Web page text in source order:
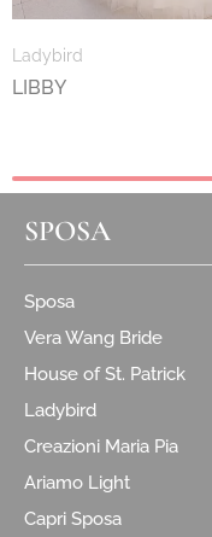
Ladybird
LIBBY
SPOSA
Sposa
Vera Wang Bride
House of St. Patrick
Ladybird
Creazioni Maria Pia
Ariamo Light
Capri Sposa